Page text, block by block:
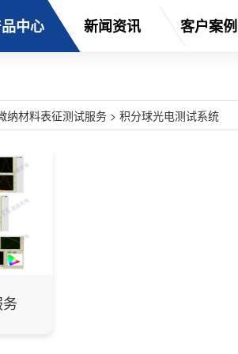
中心 新闻资讯 客户案例
纳材料表征测试服务 > 积分球光电测试系统